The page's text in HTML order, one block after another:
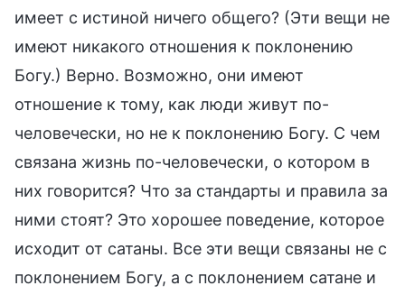
имеет с истиной ничего общего? (Эти вещи не
имеют никакого отношения к поклонению
Богу.) Верно. Возможно, они имеют
отношение к тому, как люди живут по-
человечески, но не к поклонению Богу. С чем
связана жизнь по-человечески, о котором в
них говорится? Что за стандарты и правила за
ними стоят? Это хорошее поведение, которое
исходит от сатаны. Все эти вещи связаны не с
поклонением Богу, а с поклонением сатане и